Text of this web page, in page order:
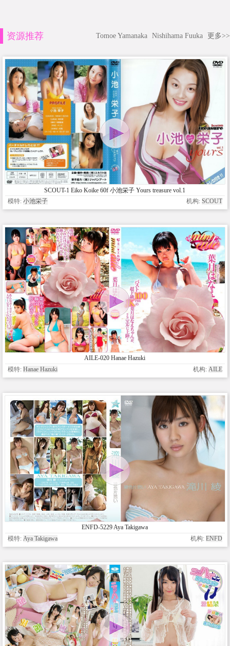
资源推荐 Tomoe Yamanaka Nishihama Fuuka 更多>>
SCOUT-1 Eiko Koike 60f 小池栄子 Yours treasure vol.1
模特: 小池栄子 机构: SCOUT
AILE-020 Hanae Hazuki
模特: Hanae Hazuki 机构: AILE
ENFD-5229 Aya Takigawa
模特: Aya Takigawa 机构: ENFD